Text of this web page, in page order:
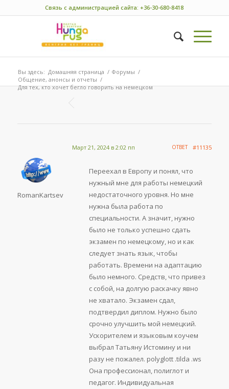
Связь с администрацией сайта: +36-30-680-8418
Вы здесь: Домашняя страница / Форумы /
Общение, анонсы и отчеты /
Для тех, кто хочет бегло говорить на немецком
Март 21, 2024 в 2:02 пп #11135
ОТВЕТ
RomanKartsev
Переехал в Европу и понял, что
нужный мне для работы немецкий
недостаточного уровня. Но мне
нужна была работа по
специальности. А значит, нужно
было не только успешно сдать
экзамен по немецкому, но и как
следует знать язык, чтобы
работать. Времени на адаптацию
было немного. Средств, что привез
с собой, на долгую раскачку явно
не хватало. Экзамен сдал,
подтвердил диплом. Нужно было
срочно улучшить мой немецкий.
Ускорителем и языковым коучем
выбрал Татьяну Истомину и ни
разу не пожалел. polyglott .tilda .ws
Она профессионал, полиглот и
педагог. Индивидуальная